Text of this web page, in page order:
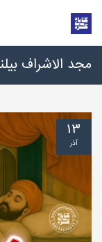
مجد الاشراف
۱۳
آذر